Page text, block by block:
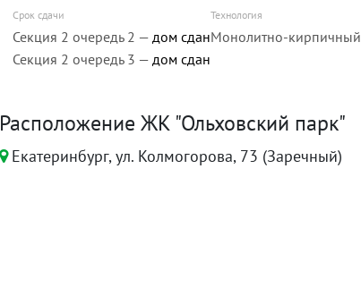
Срок сдачи
Секция 2 очередь 2 — дом сдан
Секция 2 очередь 3 — дом сдан
Технология
Монолитно-кирпичный
Расположение ЖК "Ольховский парк"
Екатеринбург, ул. Колмогорова, 73 (Заречный)